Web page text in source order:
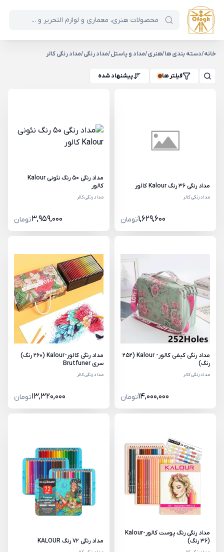
خانه/دسته بندی ها/هنری/مداد و پاستل/مداد رنگی/مداد رنگی کالر
فیلتر ها پیشنهاد شده
مداد رنگی 36 رنگ Kalour کالور
مداد رنگی کالر
1,629,600تومان
مداد رنگی 50 رنگ نئونی Kalour
کالور
مداد رنگی کالر
3,959,000تومان
مداد رنگی کیفی کالور- Kalour (252
رنگ)
مداد رنگی کالر
14,000,000تومان
مداد رنگی کالور-Kalour (260 رنگ)
سری Brutfuner
مداد رنگی کالر
13,320,000تومان
مداد رنگی رنگ پوست کالور-Kalour
(36 رنگ)
مداد رنگی 72 رنگ KALOUR